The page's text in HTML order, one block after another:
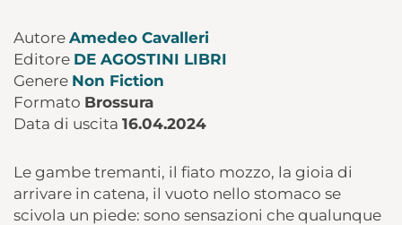
Autore Amedeo Cavalleri
Editore DE AGOSTINI LIBRI
Genere Non Fiction
Formato Brossura
Data di uscita 16.04.2024
Le gambe tremanti, il fiato mozzo, la gioia di
arrivare in catena, il vuoto nello stomaco se
scivola un piede: sono sensazioni che qualunque